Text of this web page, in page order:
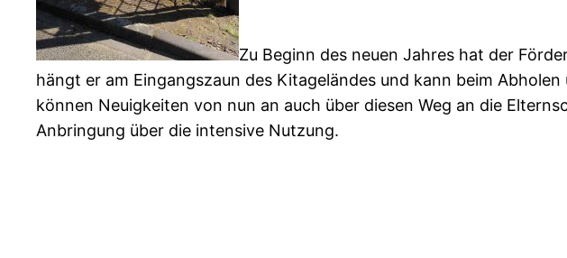
Zu Beginn des neuen Jahres hat der
hängt er am Eingangszaun des Kitageländes und kann beim
können Neuigkeiten von nun an auch über diesen Weg an die
Anbringung über die intensive Nutzung.